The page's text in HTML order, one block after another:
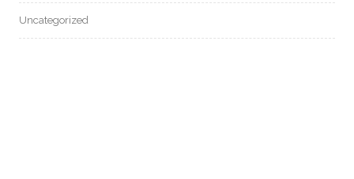
Uncategorized